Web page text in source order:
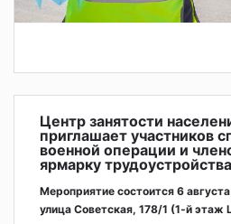
Центр занятости
приглашает участников
военной операции и
ярмарку трудоустройства
Мероприятие состоится 6
улица Советская, 178/1 (1‑й этаж